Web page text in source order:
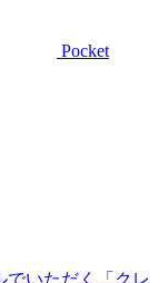
Pocket
でいただく「クレ